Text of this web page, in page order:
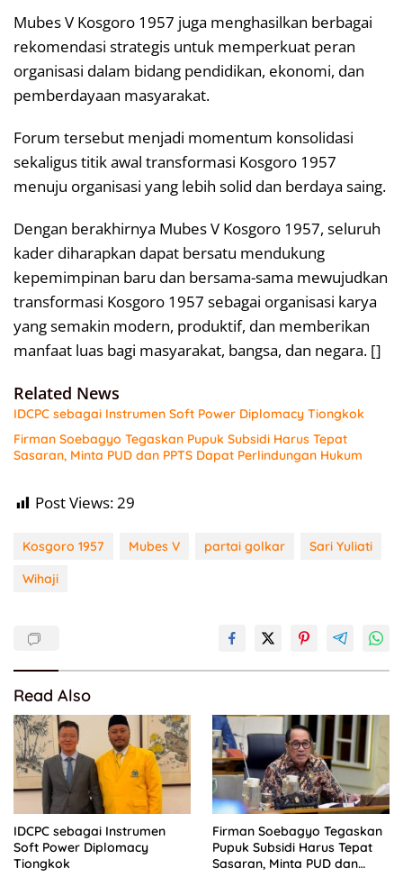
Mubes V Kosgoro 1957 juga menghasilkan berbagai
rekomendasi strategis untuk memperkuat peran
organisasi dalam bidang pendidikan, ekonomi, dan
pemberdayaan masyarakat.
Forum tersebut menjadi momentum konsolidasi
sekaligus titik awal transformasi Kosgoro 1957
menuju organisasi yang lebih solid dan berdaya saing.
Dengan berakhirnya Mubes V Kosgoro 1957, seluruh
kader diharapkan dapat bersatu mendukung
kepemimpinan baru dan bersama-sama mewujudkan
transformasi Kosgoro 1957 sebagai organisasi karya
yang semakin modern, produktif, dan memberikan
manfaat luas bagi masyarakat, bangsa, dan negara. []
Related News
IDCPC sebagai Instrumen Soft Power Diplomacy Tiongkok
Firman Soebagyo Tegaskan Pupuk Subsidi Harus Tepat
Sasaran, Minta PUD dan PPTS Dapat Perlindungan Hukum
Post Views:29
Kosgoro 1957 Mubes V partai golkar
Sari Yuliati
Wihaji
Read Also
IDCPC sebagai Instrumen
Soft Power Diplomacy
Tiongkok
Firman Soebagyo Tegaskan
Pupuk Subsidi Harus Tepat
Sasaran, Minta PUD dan